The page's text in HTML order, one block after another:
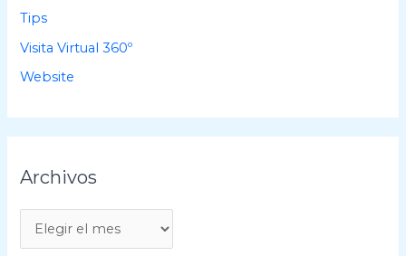
Tips
Visita Virtual 360º
Website
Archivos
r